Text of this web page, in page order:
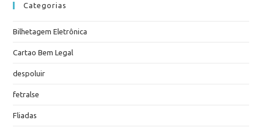
Categorias
Bilhetagem Eletrônica
Cartao Bem Legal
despoluir
fetralse
Fliadas